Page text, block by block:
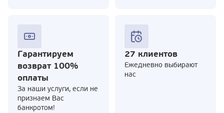
Гарантируем
возврат 100%
оплаты
За наши услуги, если не
признаем Вас
банкротом!
27 клиентов
Ежедневно выбирают
нас